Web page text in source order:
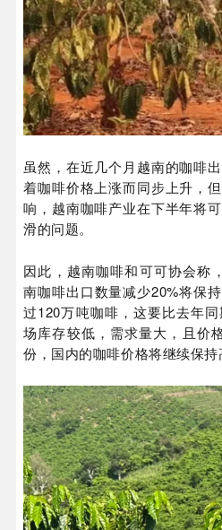
虽然，在近几个月越南的咖啡
着咖啡价格上涨而同步上升，
响，越南咖啡产业在下半年将
滑的问题。
因此，越南咖啡和可可协会称
南咖啡出口数量减少20%将保
过120万吨咖啡，这要比去年
场库存较低，需求量大，且价
份，国内的咖啡价格将继续保持